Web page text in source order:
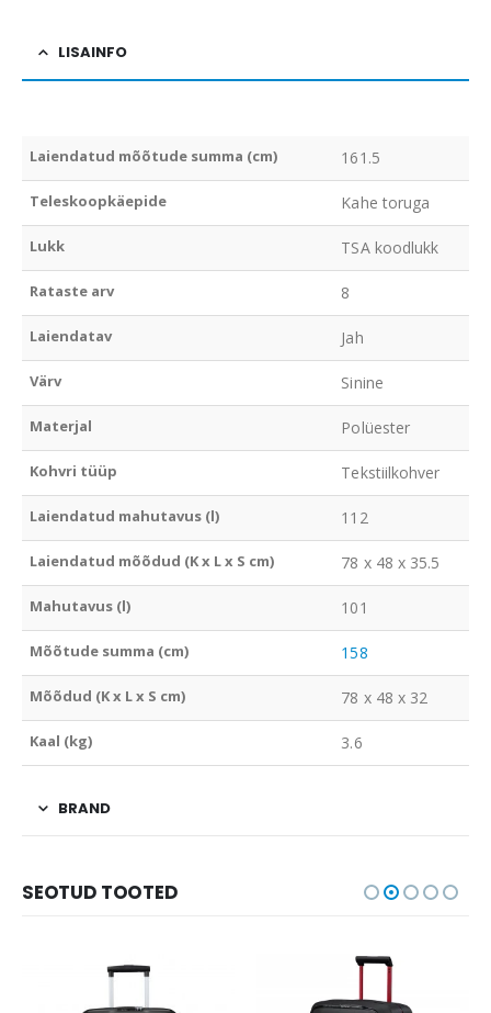
LISAINFO
Laiendatud mõõtude summa (cm) 161.5
Teleskoopkäepide Kahe toruga
Lukk TSA koodlukk
Rataste arv 8
Laiendatav Jah
Värv Sinine
Materjal Polüester
Kohvri tüüp Tekstiilkohver
Laiendatud mahutavus (l) 112
Laiendatud mõõdud (K x L x S cm) 78 x 48 x 35.5
Mahutavus (l) 101
Mõõtude summa (cm) 158
Mõõdud (K x L x S cm) 78 x 48 x 32
Kaal (kg) 3.6
BRAND
SEOTUD TOOTED